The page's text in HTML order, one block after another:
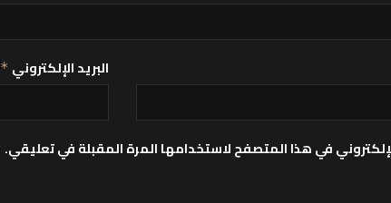
البريد الإلكتروني *
في هذا المتصفح لاستخدامها المرة المقبلة في تعليقي.